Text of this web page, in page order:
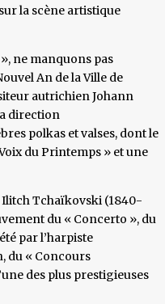
la scène artistique
ne manquons pas
An de la Ville de
autrichien Johann
direction
polkas et valses, dont le
du Printemps » et une
Tchaïkovski (1840-
du « Concerto », du
par l’harpiste
du « Concours
des plus prestigieuses